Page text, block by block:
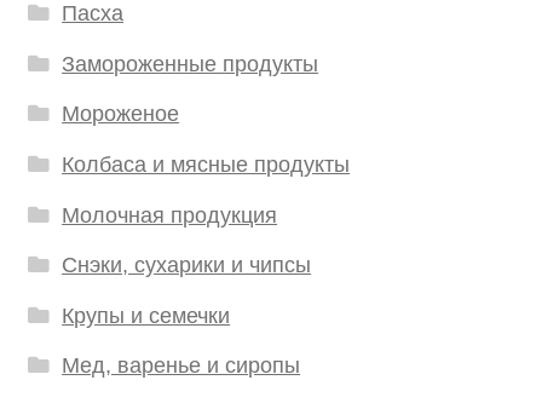
Пасха
Замороженные продукты
Мороженое
Колбаса и мясные продукты
Молочная продукция
Снэки, сухарики и чипсы
Крупы и семечки
Мед, варенье и сиропы